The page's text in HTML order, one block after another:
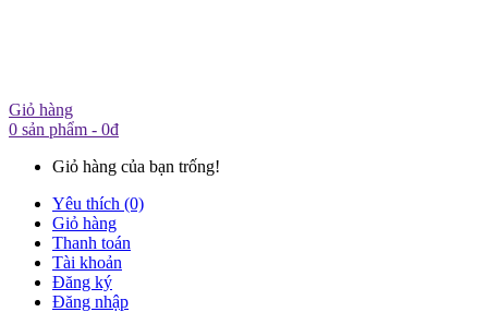
Giỏ hàng
0 sản phẩm - 0đ
Giỏ hàng của bạn trống!
Yêu thích (0)
Giỏ hàng
Thanh toán
Tài khoản
Đăng ký
Đăng nhập